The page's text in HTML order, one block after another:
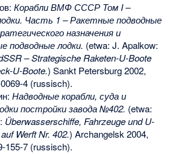
Корабли ВМФ СССР Том I –
Часть 1 – Ракетные подводные
назначения и
подводные лодки. (etwa: J. Apalkow:
– Strategische Raketen-U-Boote
U-Boote.) Sankt Petersburg 2002,
4(russisch).
Надводные корабли, суда и
постройки завода №402. (etwa:
Überwasserschiffe, Fahrzeuge und U-
Werft Nr. 402.) Archangelsk 2004,
155-7(russisch).